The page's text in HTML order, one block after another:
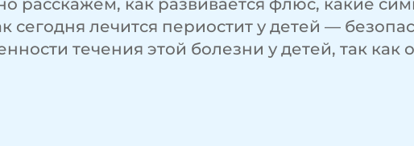
расскажем, как развивается флюс, какие
сегодня лечится периостит у детей —
течения этой болезни у детей, так как